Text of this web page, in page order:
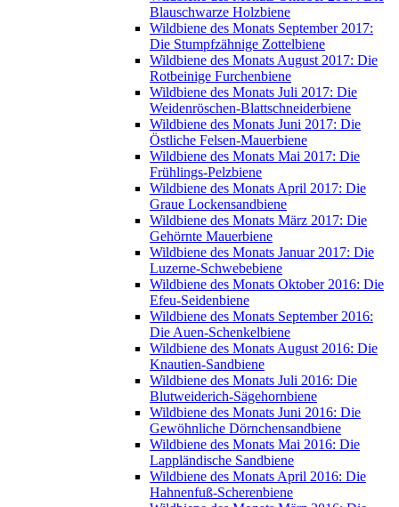
Blauschwarze Holzbiene
Wildbiene des Monats September 2017:
Die Stumpfzähnige Zottelbiene
Wildbiene des Monats August 2017: Die
Rotbeinige Furchenbiene
Wildbiene des Monats Juli 2017: Die
Weidenröschen-Blattschneiderbiene
Wildbiene des Monats Juni 2017: Die
Östliche Felsen-Mauerbiene
Wildbiene des Monats Mai 2017: Die
Frühlings-Pelzbiene
Wildbiene des Monats April 2017: Die
Graue Lockensandbiene
Wildbiene des Monats März 2017: Die
Gehörnte Mauerbiene
Wildbiene des Monats Januar 2017: Die
Luzerne-Schwebebiene
Wildbiene des Monats Oktober 2016: Die
Efeu-Seidenbiene
Wildbiene des Monats September 2016:
Die Auen-Schenkelbiene
Wildbiene des Monats August 2016: Die
Knautien-Sandbiene
Wildbiene des Monats Juli 2016: Die
Blutweiderich-Sägehornbiene
Wildbiene des Monats Juni 2016: Die
Gewöhnliche Dörnchensandbiene
Wildbiene des Monats Mai 2016: Die
Lappländische Sandbiene
Wildbiene des Monats April 2016: Die
Hahnenfuß-Scherenbiene